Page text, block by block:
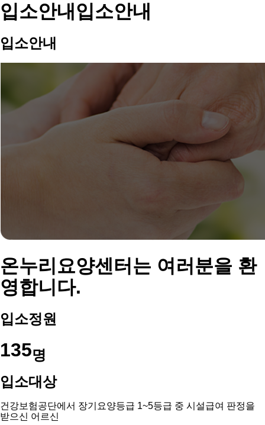
입소안내입소안내
입소안내
온누리요양센터는 여러분을 환
영합니다.
입소정원
135명
입소대상
건강보험공단에서 장기요양등급 1~5등급 중 시설급여 판정을
받으신 어르신